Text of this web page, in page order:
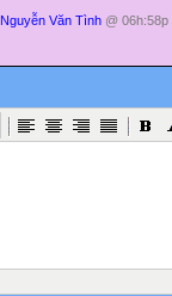
Nguyễn Văn Tình @ 06h:58p